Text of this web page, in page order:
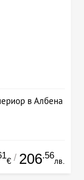
в Албена
€ / 206.56
лв.